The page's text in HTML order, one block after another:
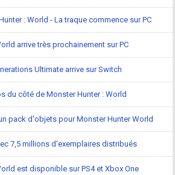
: World - La traque commence sur PC
arrive très prochainement sur PC
Ultimate arrive sur Switch
du côté de Monster Hunter : World
pack d'objets pour Monster Hunter World
7,5 millions d'exemplaires distribués
est disponible sur PS4 et Xbox One